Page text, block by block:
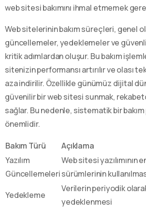
web sitesi bakımını ihmal etmemek
Web sitelerinin bakım süreçleri, genel
güncellemeler, yedeklemeler ve
kritik adımlardan oluşur. Bu bakım
sitenizin performansı artırılır ve olası
aza indirilir. Özellikle günümüz dijital
güvenilir bir web sitesi sunmak,
sağlar. Bu nedenle, sistematik bir
önemlidir.
Bakım Türü Açıklama
Yazılım
Güncellemeleri
Web sitesi yazılımının
sürümlerinin
Yedekleme
Verilerin periyodik
yedeklenmesi